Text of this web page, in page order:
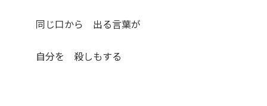
同じ口から 出る言葉が
自分を 殺しもする